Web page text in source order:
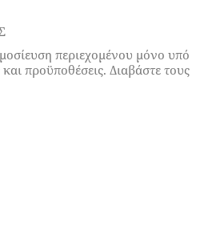
περιεχομένου μόνο υπό
προϋποθέσεις. Διαβάστε τους